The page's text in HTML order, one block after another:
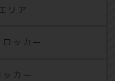
リア
ッカー
カー